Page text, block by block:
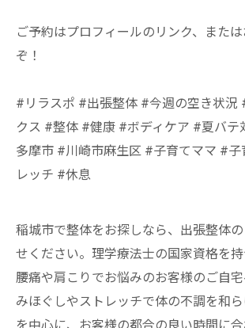
ご予約はプロフィールのリンク、また
ぞ！
#リラスポ #出張整体 #今週の空き状況
クス #整体 #健康 #ボディケア #夏バテ
多摩市 #川崎市麻生区 #子育てママ #子
レッチ #休息
稲城市で整体をお探しなら、出張整体
せください。理学療法士の国家資格を持
腰痛や肩こりでお悩みのお客様のご自
みほぐしやストレッチで体の不調を和